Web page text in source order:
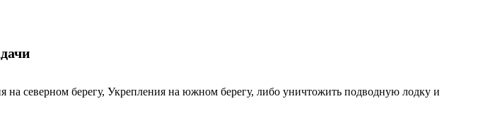
на северном берегу, Укрепления на южном берегу, либо уничтожить подводную лодку и